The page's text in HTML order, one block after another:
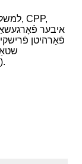
פֿאַרהיטן
(נישט-וואַקוום, באַזישע לופֿט-דיכט פֿאַרזיגלונג).